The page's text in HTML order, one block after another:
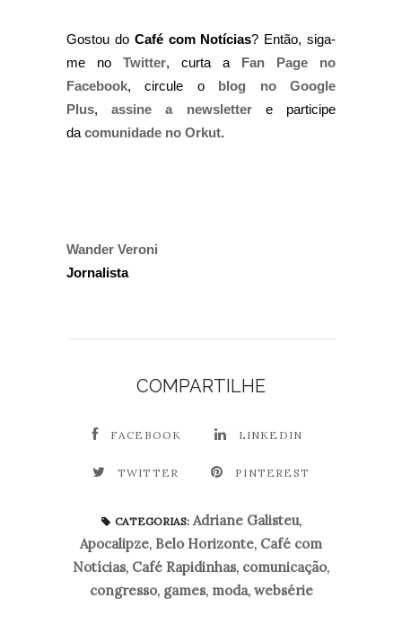
Gostou do Café com Notícias? Então, siga-
me no Twitter, curta a Fan Page no
Facebook, circule o blog no Google
Plus,assine a newslettere participe
da comunidade no Orkut.
Wander Veroni
Jornalista
COMPARTILHE
FACEBOOK LINKEDIN
TWITTER PINTEREST
CATEGORIAS: Adriane Galisteu,
Apocalipze, Belo Horizonte, Café com
Notícias, Café Rapidinhas, comunicação,
congresso, games, moda, websérie